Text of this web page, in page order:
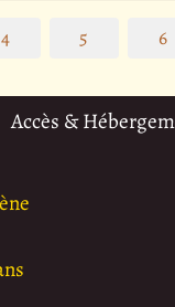
4 5 6
Accès &